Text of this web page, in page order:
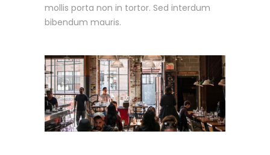
mollis porta non in tortor. Sed interdum
bibendum mauris.